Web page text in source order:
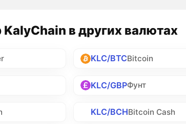
в других валютах
KLC/BTCBitcoin
KLC/GBPФунт
KLC/BCHBitcoin Cash